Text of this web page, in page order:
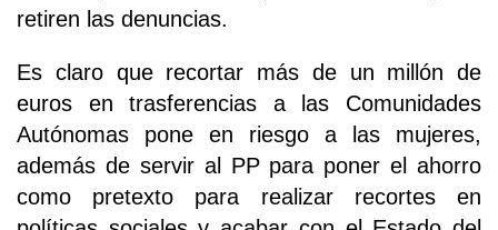
retiren las denuncias.
Es claro que recortar más de un millón de
euros en trasferencias a las Comunidades
Autónomas pone en riesgo a las mujeres,
además de servir al PP para poner el ahorro
como pretexto para realizar recortes en